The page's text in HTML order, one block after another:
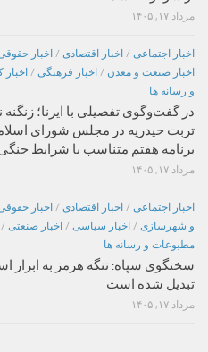
مرداد ۱۷, ۱۴۰۵
اخبار اجتماعی / اخبار اقتصادی / اخبار
اخبار صنعت و معدن / اخبار فرهنگی /
و رسانه ها
در گفت‌وگوی تفصیلی با ایرنا؛ زنگنه
برنامه هفتم متناسب با شرایط
مرداد ۱۷, ۱۴۰۵
اخبار اجتماعی / اخبار اقتصادی / اخبار
و شهرسازی / اخبار سیاسی / اخبار صنعتی /
مطبوعات و رسانه ها
سخنگوی سپاه: تنگه هرمز به ابزار
تبدیل شده است
مرداد ۱۷, ۱۴۰۵